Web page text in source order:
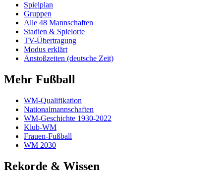
Spielplan
Gruppen
Alle 48 Mannschaften
Stadien & Spielorte
TV-Übertragung
Modus erklärt
Anstoßzeiten (deutsche Zeit)
Mehr Fußball
WM-Qualifikation
Nationalmannschaften
WM-Geschichte 1930-2022
Klub-WM
Frauen-Fußball
WM 2030
Rekorde & Wissen